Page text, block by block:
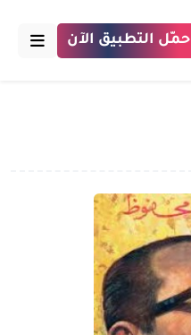
حمّل التطبيق الآن